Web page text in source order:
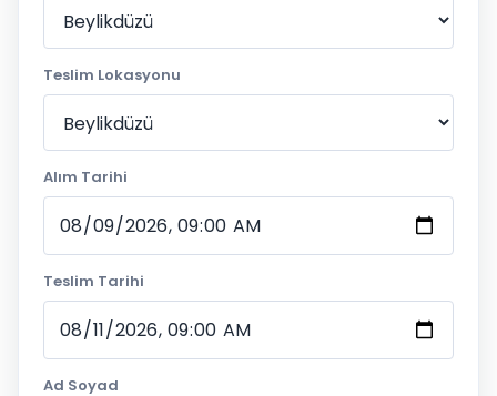
Teslim Lokasyonu
Alım Tarihi
Teslim Tarihi
Ad Soyad